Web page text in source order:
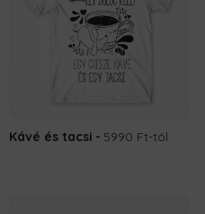
Kávé és tacsi 5990 Ft-tól